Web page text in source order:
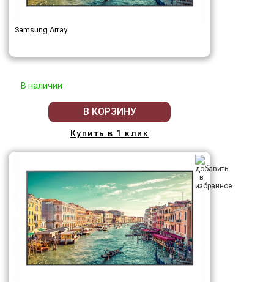
Samsung Array
В наличии
В КОРЗИНУ
Купить в 1 клик